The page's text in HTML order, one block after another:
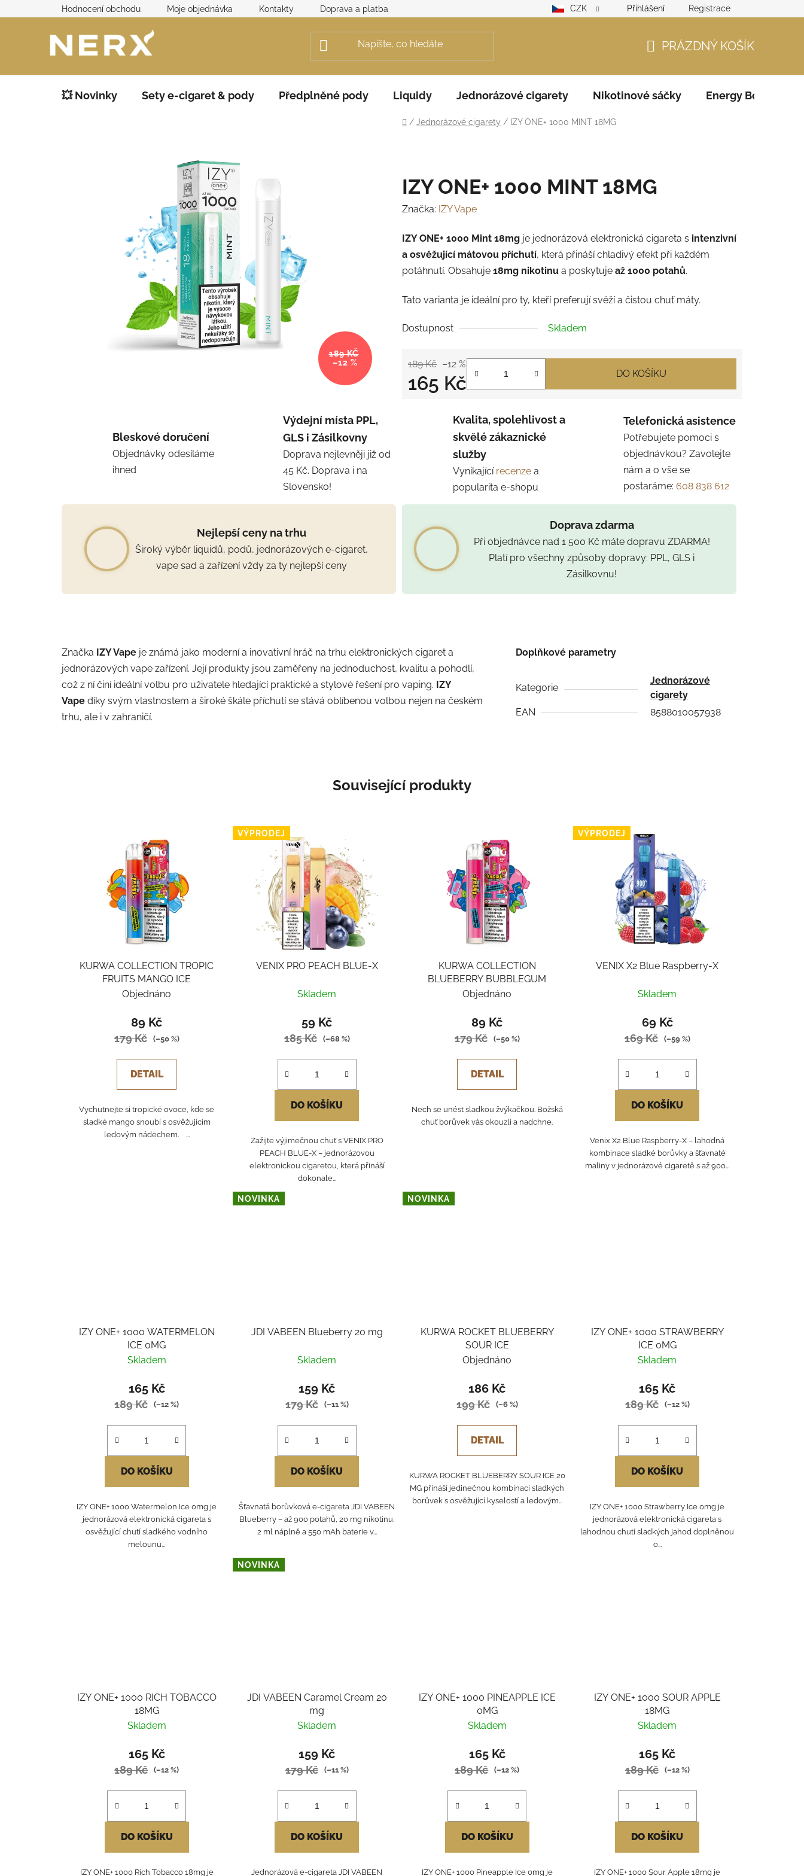
na
Hodnocení obchodu Moje objednávka Kontakty Doprava a platba Reklamační řád GDPR Zodpovědný prodejce – ověření věku
CZK Přihlášení Registrace
KOŠÍK
PRÁZDNÝ KOŠÍK
💥 Novinky Sety e-cigaret & pody Předplněné pody Liquidy Jednorázové cigarety Nikotinové sáčky Energy Boosters
Domů
/ Jednorázové cigarety / IZY ONE+ 1000 MINT 18MG
IZY ONE+ 1000 MINT 18MG
Značka: IZY Vape
IZY ONE+ 1000 Mint 18mg je jednorázová elektronická cigareta s intenzivní
a osvěžující mátovou příchutí, která přináší chladivý efekt při každém
potáhnutí. Obsahuje 18mg nikotinu a poskytuje až 1000 potahů.
Tato varianta je ideální pro ty, kteří preferují svěží a čistou chuť máty.
Dostupnost Skladem
189 Kč –12 %
165 Kč DO KOŠÍKU
189 KČ
–12 %
Bleskové doručení
Objednávky odesíláme
ihned
Výdejní místa PPL,
GLS i Zásilkovny
Doprava nejlevněji již od
45 Kč. Doprava i na
Slovensko!
Kvalita, spolehlivost a
skvělé zákaznické
služby
Vynikající recenze a
popularita e-shopu
Telefonická asistence
Potřebujete pomoci s
objednávkou? Zavolejte
nám a o vše se
postaráme: 608 838 612
Nejlepší ceny na trhu
Široký výběr liquidů, podů, jednorázových e-cigaret,
vape sad a zařízení vždy za ty nejlepší ceny
Doprava zdarma
Při objednávce nad 1 500 Kč máte dopravu ZDARMA!
Platí pro všechny způsoby dopravy: PPL, GLS i
Zásilkovnu!
Značka IZY Vape je známá jako moderní a inovativní hráč na trhu elektronických cigaret a
jednorázových vape zařízení. Její produkty jsou zaměřeny na jednoduchost, kvalitu a pohodlí,
což z ní činí ideální volbu pro uživatele hledající praktické a stylové řešení pro vaping. IZY
Vape díky svým vlastnostem a široké škále příchutí se stává oblíbenou volbou nejen na českém
trhu, ale i v zahraničí.
Doplňkové parametry
Kategorie
Jednorázové
cigarety
EAN
8588010057938
Související produkty
KURWA COLLECTION TROPIC
FRUITS MANGO ICE
Objednáno
89 Kč
179 Kč (–50 %)
DETAIL
Vychutnejte si tropické ovoce, kde se
sladké mango snoubí s osvěžujícím
ledovým nádechem. ...
VÝPRODEJ
VENIX PRO PEACH BLUE-X
Skladem
59 Kč
185 Kč (–68 %)
DO KOŠÍKU
Zažijte výjimečnou chuť s VENIX PRO
PEACH BLUE-X – jednorázovou
elektronickou cigaretou, která přináší
dokonale...
KURWA COLLECTION
BLUEBERRY BUBBLEGUM
Objednáno
89 Kč
179 Kč (–50 %)
DETAIL
Nech se unést sladkou žvýkačkou. Božská
chuť borůvek vás okouzlí a nadchne.
VÝPRODEJ
VENIX X2 Blue Raspberry-X
Skladem
69 Kč
169 Kč (–59 %)
DO KOŠÍKU
Venix X2 Blue Raspberry‑X – lahodná
kombinace sladké borůvky a šťavnaté
maliny v jednorázové cigaretě s až 900...
IZY ONE+ 1000 WATERMELON
ICE 0MG
Skladem
165 Kč
189 Kč (–12 %)
DO KOŠÍKU
IZY ONE+ 1000 Watermelon Ice 0mg je
jednorázová elektronická cigareta s
osvěžující chutí sladkého vodního
melounu...
NOVINKA
JDI VABEEN Blueberry 20 mg
Skladem
159 Kč
179 Kč (–11 %)
DO KOŠÍKU
Šťavnatá borůvková e-cigareta JDI VABEEN
Blueberry – až 900 potahů, 20 mg nikotinu,
2 ml náplně a 550 mAh baterie v...
NOVINKA
KURWA ROCKET BLUEBERRY
SOUR ICE
Objednáno
186 Kč
199 Kč (–6 %)
DETAIL
KURWA ROCKET BLUEBERRY SOUR ICE 20
MG přináší jedinečnou kombinaci sladkých
borůvek s osvěžující kyselostí a ledovým...
IZY ONE+ 1000 STRAWBERRY
ICE 0MG
Skladem
165 Kč
189 Kč (–12 %)
DO KOŠÍKU
IZY ONE+ 1000 Strawberry Ice 0mg je
jednorázová elektronická cigareta s
lahodnou chutí sladkých jahod doplněnou
o...
IZY ONE+ 1000 RICH TOBACCO
18MG
Skladem
165 Kč
189 Kč (–12 %)
DO KOŠÍKU
IZY ONE+ 1000 Rich Tobacco 18mg je
NOVINKA
JDI VABEEN Caramel Cream 20
mg
Skladem
159 Kč
179 Kč (–11 %)
DO KOŠÍKU
Jednorázová e-cigareta JDI VABEEN
IZY ONE+ 1000 PINEAPPLE ICE
0MG
Skladem
165 Kč
189 Kč (–12 %)
DO KOŠÍKU
IZY ONE+ 1000 Pineapple Ice 0mg je
IZY ONE+ 1000 SOUR APPLE
18MG
Skladem
165 Kč
189 Kč (–12 %)
DO KOŠÍKU
IZY ONE+ 1000 Sour Apple 18mg je